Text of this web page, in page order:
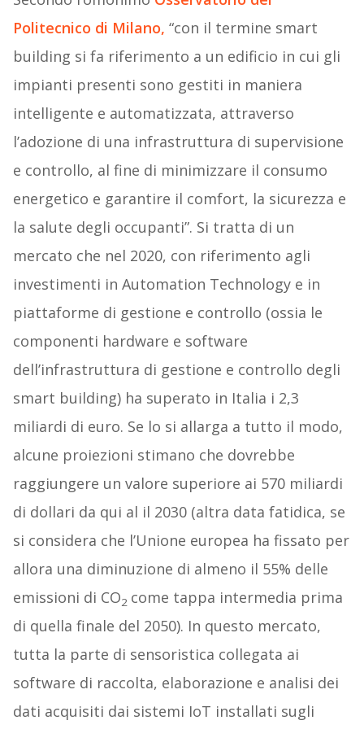
Politecnico di Milano, “con il termine smart
building si fa riferimento a un edificio in cui gli
impianti presenti sono gestiti in maniera
intelligente e automatizzata, attraverso
l’adozione di una infrastruttura di supervisione
e controllo, al fine di minimizzare il consumo
energetico e garantire il comfort, la sicurezza e
la salute degli occupanti”. Si tratta di un
mercato che nel 2020, con riferimento agli
investimenti in Automation Technology e in
piattaforme di gestione e controllo (ossia le
componenti hardware e software
dell’infrastruttura di gestione e controllo degli
smart building) ha superato in Italia i 2,3
miliardi di euro. Se lo si allarga a tutto il modo,
alcune proiezioni stimano che dovrebbe
raggiungere un valore superiore ai 570 miliardi
di dollari da qui al il 2030 (altra data fatidica, se
si considera che l’Unione europea ha fissato per
allora una diminuzione di almeno il 55% delle
emissioni di CO2 come tappa intermedia prima
di quella finale del 2050). In questo mercato,
tutta la parte di sensoristica collegata ai
software di raccolta, elaborazione e analisi dei
dati acquisiti dai sistemi IoT installati sugli